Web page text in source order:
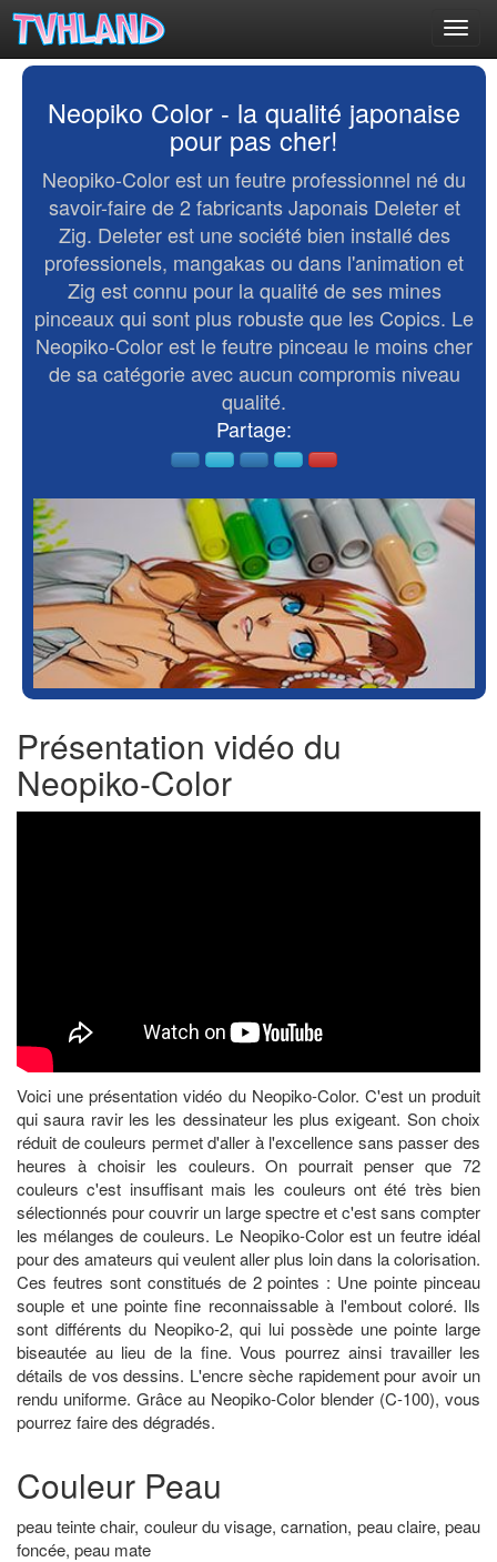
Neopiko Color - la qualité japonaise
pour pas cher!
Neopiko-Color est un feutre professionnel né du
savoir-faire de 2 fabricants Japonais Deleter et
Zig. Deleter est une société bien installé des
professionels, mangakas ou dans l'animation et
Zig est connu pour la qualité de ses mines
pinceaux qui sont plus robuste que les Copics. Le
Neopiko-Color est le feutre pinceau le moins cher
de sa catégorie avec aucun compromis niveau
qualité.
Partage:
Présentation vidéo du
Neopiko-Color
Voici une présentation vidéo du Neopiko-Color. C'est un produit
qui saura ravir les les dessinateur les plus exigeant. Son choix
réduit de couleurs permet d'aller à l'excellence sans passer des
heures à choisir les couleurs. On pourrait penser que 72
couleurs c'est insuffisant mais les couleurs ont été très bien
sélectionnés pour couvrir un large spectre et c'est sans compter
les mélanges de couleurs. Le Neopiko-Color est un feutre idéal
pour des amateurs qui veulent aller plus loin dans la colorisation.
Ces feutres sont constitués de 2 pointes : Une pointe pinceau
souple et une pointe fine reconnaissable à l'embout coloré. Ils
sont différents du Neopiko-2, qui lui possède une pointe large
biseautée au lieu de la fine. Vous pourrez ainsi travailler les
détails de vos dessins. L'encre sèche rapidement pour avoir un
rendu uniforme. Grâce au Neopiko-Color blender (C-100), vous
pourrez faire des dégradés.
Couleur Peau
peau teinte chair, couleur du visage, carnation, peau claire, peau
foncée, peau mate